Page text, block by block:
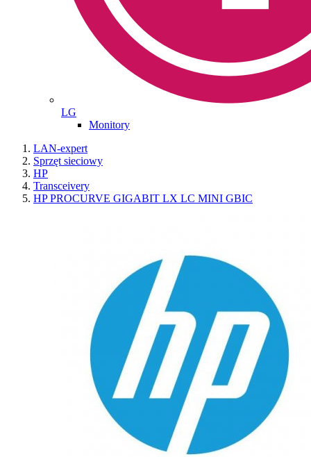
LG
Monitory
LAN-expert
Sprzęt sieciowy
HP
Transceivery
HP PROCURVE GIGABIT LX LC MINI GBIC